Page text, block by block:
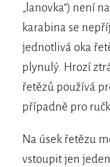
„lanovka“) není
karabina se
jednotlivá oka
plynulý. Hrozí
řetězů používá
případně pro
Na úsek řetězu
vstoupit jen